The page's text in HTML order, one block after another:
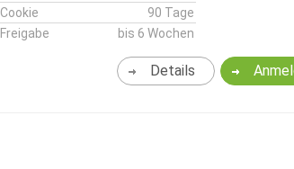
Cookie
90 Tage
Freigabe
bis 6 Wochen
Details